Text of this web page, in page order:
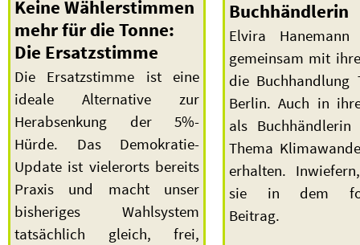
Keine Wählerstimmen
mehr für die Tonne:
Die Ersatzstimme
Die Ersatzstimme ist eine
ideale Alternative zur
Herabsenkung der 5%-
Hürde. Das Demokratie-
Update ist vielerorts bereits
Praxis und macht unser
bisheriges Wahlsystem
tatsächlich gleich, frei,
Buchhändlerin
Elvira Hanemann
gemeinsam mit
die Buchhandlung
Berlin. Auch in
als
Thema
erhalten.
sie in dem
Beitrag.